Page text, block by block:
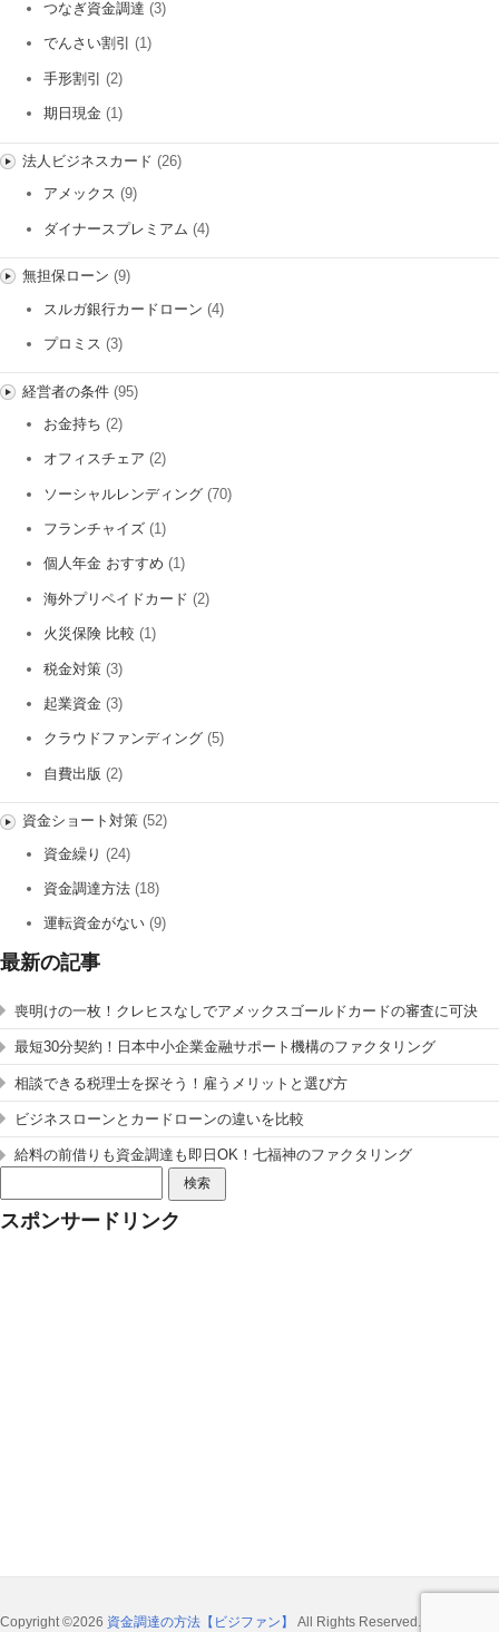
つなぎ資金調達 (3)
でんさい割引 (1)
手形割引 (2)
期日現金 (1)
法人ビジネスカード (26)
アメックス (9)
ダイナースプレミアム (4)
無担保ローン (9)
スルガ銀行カードローン (4)
プロミス (3)
経営者の条件(95)
お金持ち (2)
オフィスチェア (2)
ソーシャルレンディング (70)
フランチャイズ (1)
個人年金 おすすめ (1)
海外プリペイドカード (2)
火災保険 比較 (1)
税金対策 (3)
起業資金 (3)
クラウドファンディング (5)
自費出版 (2)
資金ショート対策(52)
資金繰り (24)
資金調達方法 (18)
運転資金がない (9)
最新の記事
喪明けの一枚！クレヒスなしでアメックスゴールドカードの審査に可決
最短30分契約！日本中小企業金融サポート機構のファクタリング
相談できる税理士を探そう！雇うメリットと選び方
ビジネスローンとカードローンの違いを比較
給料の前借りも資金調達も即日OK！七福神のファクタリング
索:
スポンサードリンク
Copyright ©2026 資金調達の方法【ビジファン】 All Rights Reserved.